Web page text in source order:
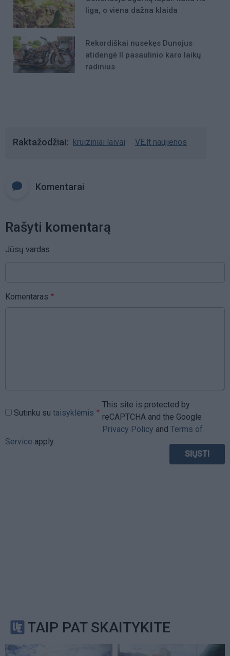
liga, o viena dažna klaida
Rekordiškai nusekęs Dunojus
atidengė II pasaulinio karo laikų
radinius
Raktažodžiai kruiziniai laivai VE.lt naujienos
Komentarai
Rašyti komentarą
Jūsų vardas
Komentaras
Sutinku su taisyklėmis
This site is protected by
reCAPTCHA and the Google
Privacy Policy and Terms of
Service apply.
TAIP PAT SKAITYKITE